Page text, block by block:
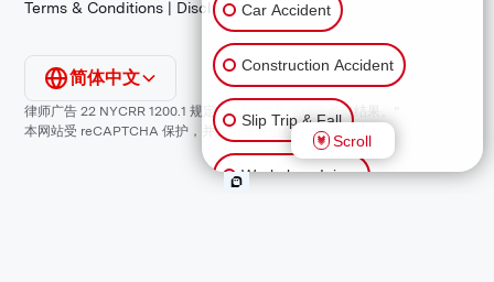
Terms & Conditions | Disclaimer
律师广告 22 NYCRR 1200.1 规定：“过往结果不保证类似结果。”
本网站受 reCAPTCHA 保护，并适用谷歌
隐私政策和 。
简体中文
Car Accident
Construction Accident
Slip Trip & Fall
Workplace Injury
Scroll